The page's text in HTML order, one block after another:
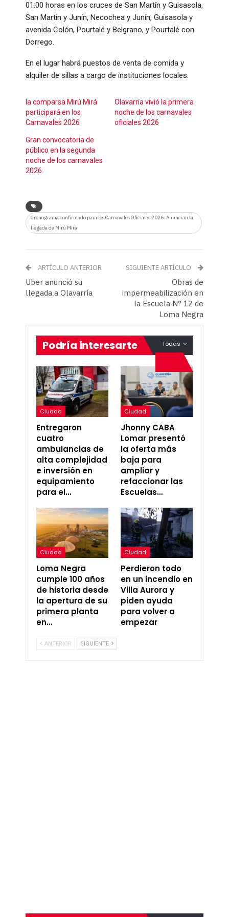
01:00 horas en los cruces de San Martín y Guisasola,
San Martín y Junín, Necochea y Junín, Guisasola y
avenida Colón, Pourtalé y Belgrano, y Pourtalé con
Dorrego.
En el lugar habrá puestos de venta de comida y
alquiler de sillas a cargo de instituciones locales.
la comparsa Mirú Mirá
participará en los
Carnavales 2026
Olavarría vivió la primera
noche de los carnavales
oficiales 2026
Gran convocatoria de
público en la segunda
noche de los carnavales
2026
Cronograma confirmado para los Carnavales Oficiales 2026: Anuncian la
llegada de Mirú Mirá
ARTÍCULO ANTERIOR
Uber anunció su
llegada a Olavarría
SIGUIENTE ARTÍCULO
Obras de
impermeabilización en
la Escuela N° 12 de
Loma Negra
Todas
Podría interesarte
Ciudad
Entregaron
cuatro
ambulancias de
alta complejidad
e inversión en
equipamiento
para el…
Ciudad
Jhonny CABA
Lomar presentó
la oferta más
baja para
ampliar y
refaccionar las
Escuelas…
Ciudad
Loma Negra
cumple 100 años
de historia desde
la apertura de su
primera planta
en…
Ciudad
Perdieron todo
en un incendio en
Villa Aurora y
piden ayuda
para volver a
empezar
ANTERIOR SIGUIENTE